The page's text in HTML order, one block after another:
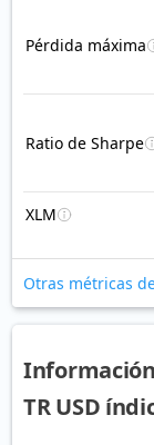
Pérdida máxima
Ratio de Sharpe
XLM
Otras métricas
Información
TR USD